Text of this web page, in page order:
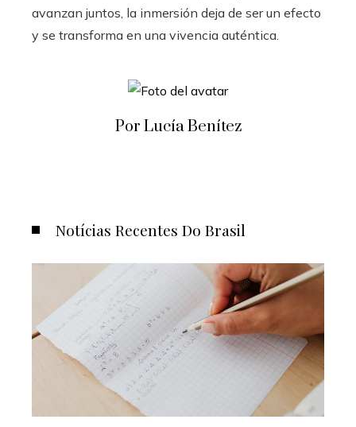
avanzan juntos, la inmersión deja de ser un efecto
y se transforma en una vivencia auténtica.
Por Lucía Benítez
Notícias Recentes Do Brasil